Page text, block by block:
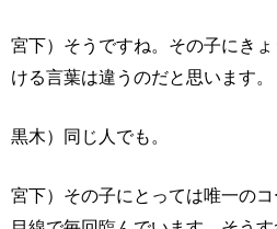
宮下）そうですね。その子にき
ける言葉は違うのだと思います。
黒木）同じ人でも。
宮下）その子にとっては唯一の